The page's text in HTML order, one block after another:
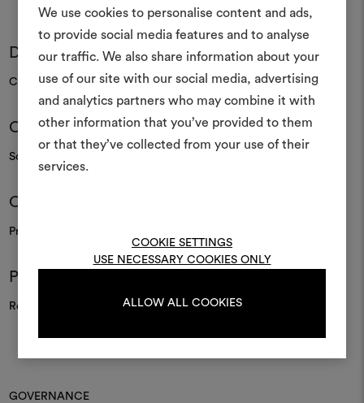
We use cookies to personalise content and ads,
to provide social media features and to analyse
our traffic. We also share information about your
use of our site with our social media, advertising
and analytics partners who may combine it with
other information that you’ve provided to them
or that they’ve collected from your use of their
services.
COOKIE SETTINGS
USE NECESSARY COOKIES ONLY
ALLOW ALL COOKIES
Domande frequenti
Consulta le FAQ
Contatti
Scopri come contattarci
Cura e manutenzione
Prenditi cura dei prodotti
Press
Resta sempre aggiornato
GOVERNANCE
Crea
Uno strumento interattivo
e condividere le tue idee,
REGISTRATI